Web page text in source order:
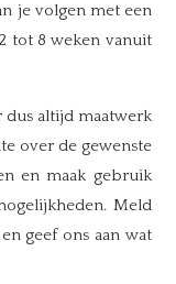
je volgen met een
tot 8 weken vanuit
dus altijd maatwerk
over de gewenste
en maak gebruik
Meld
geef ons aan wat